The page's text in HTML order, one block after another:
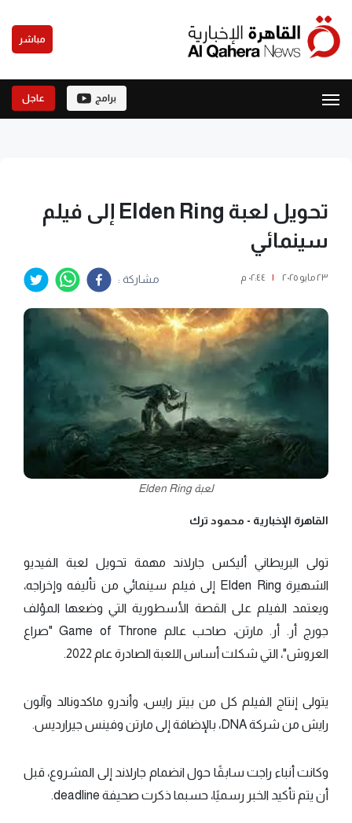
مباشر
برامج عاجل
تحويل لعبة Elden Ring إلى فيلم
سينمائي
٢٣ مايو ٢٠٢٥ | ٠٢:٤٤ م مشاركة :
لعبة Elden Ring
القاهرة الإخبارية - محمود ترك
تولى البريطاني أليكس جارلاند مهمة تحويل لعبة الفيديو
الشهيرة Elden Ring إلى فيلم سينمائي من تأليفه وإخراجه،
ويعتمد الفيلم على القصة الأسطورية التي وضعها المؤلف
جورج أر. أر. مارتن، صاحب عالم Game of Throne "صراع
العروش"، التي شكلت أساس اللعبة الصادرة عام 2022.
يتولى إنتاج الفيلم كل من بيتر رايس، وأندرو ماكدونالد وآلون
رايش من شركة DNA، بالإضافة إلى مارتن وفينس جيرارديس.
وكانت أنباء راجت سابقًا حول انضمام جارلاند إلى المشروع، قبل
أن يتم تأكيد الخبر رسميًا، حسبما ذكرت صحيفة deadline.